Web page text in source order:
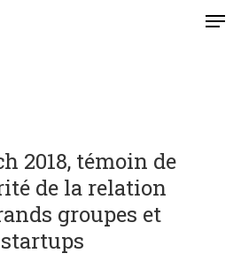
2018, témoin de
de la relation
groupes et
startups